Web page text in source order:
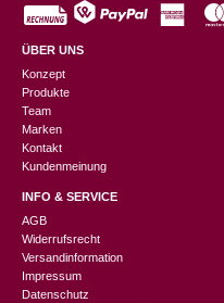
ÜBER UNS
Konzept
Produkte
Team
Marken
Kontakt
Kundenmeinung
INFO & SERVICE
AGB
Widerrufsrecht
Versandinformation
Impressum
Datenschutz